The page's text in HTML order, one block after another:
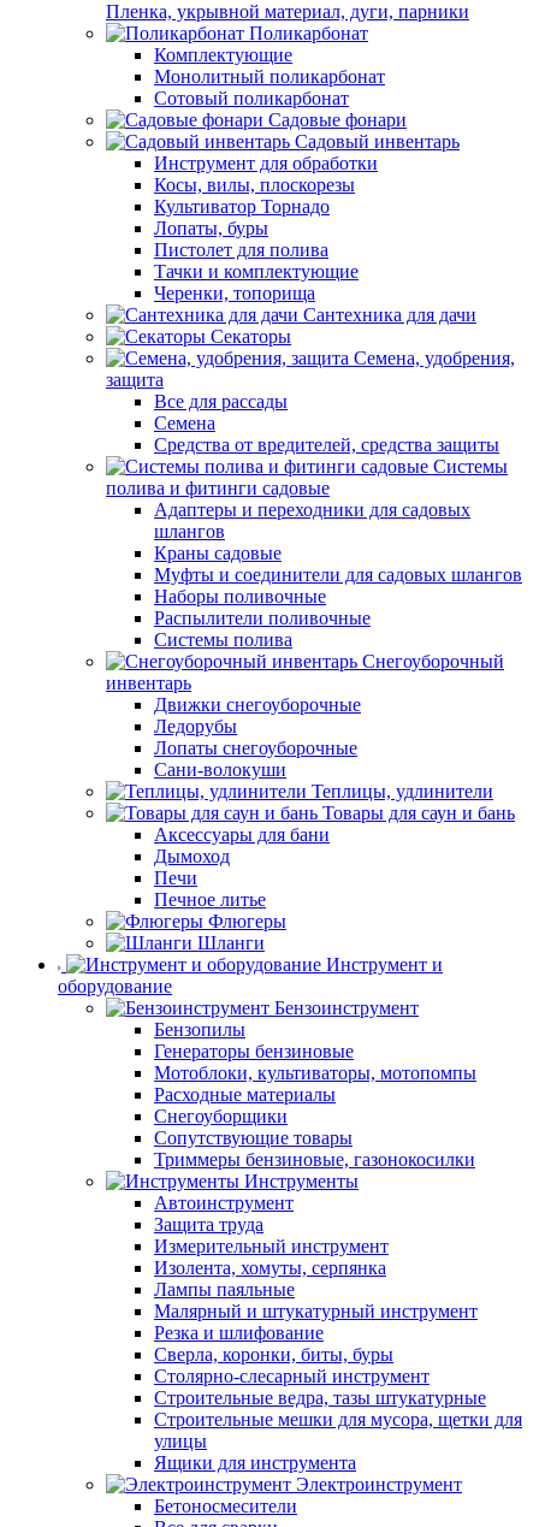
Пленка, укрывной материал, дуги, парники
Поликарбонат
Комплектующие
Монолитный поликарбонат
Сотовый поликарбонат
Садовые фонари
Садовый инвентарь
Инструмент для обработки
Косы, вилы, плоскорезы
Культиватор Торнадо
Лопаты, буры
Пистолет для полива
Тачки и комплектующие
Черенки, топорища
Сантехника для дачи
Секаторы
Семена, удобрения,
защита
Все для рассады
Семена
Средства от вредителей, средства защиты
Системы
полива и фитинги садовые
Адаптеры и переходники для садовых
шлангов
Краны садовые
Муфты и соединители для садовых шлангов
Наборы поливочные
Распылители поливочные
Системы полива
Снегоуборочный
инвентарь
Движки снегоуборочные
Ледорубы
Лопаты снегоуборочные
Сани-волокуши
Теплицы, удлинители
Товары для саун и бань
Аксессуары для бани
Дымоход
Печи
Печное литье
Флюгеры
Шланги
Инструмент и
оборудование
Бензоинструмент
Бензопилы
Генераторы бензиновые
Мотоблоки, культиваторы, мотопомпы
Расходные материалы
Снегоуборщики
Сопутствующие товары
Триммеры бензиновые, газонокосилки
Инструменты
Автоинструмент
Защита труда
Измерительный инструмент
Изолента, хомуты, серпянка
Лампы паяльные
Малярный и штукатурный инструмент
Резка и шлифование
Сверла, коронки, биты, буры
Столярно-слесарный инструмент
Строительные ведра, тазы штукатурные
Строительные мешки для мусора, щетки для
улицы
Ящики для инструмента
Электроинструмент
Бетоносмесители